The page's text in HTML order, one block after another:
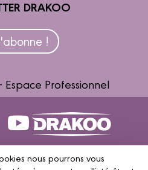
DRAKOO
!
Professionnel
nous
nous pourrons vous